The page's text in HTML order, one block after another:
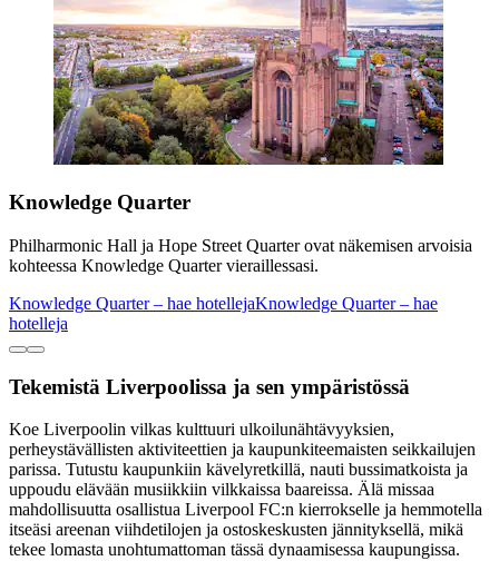
Knowledge Quarter
Philharmonic Hall ja Hope Street Quarter ovat näkemisen arvoisia
kohteessa Knowledge Quarter vieraillessasi.
Knowledge Quarter – hae hotellejaKnowledge Quarter – hae
hotelleja
Tekemistä Liverpoolissa ja sen ympäristössä
Koe Liverpoolin vilkas kulttuuri ulkoilunähtävyyksien,
perheystävällisten aktiviteettien ja kaupunkiteemaisten seikkailujen
parissa. Tutustu kaupunkiin kävelyretkillä, nauti bussimatkoista ja
uppoudu elävään musiikkiin vilkkaissa baareissa. Älä missaa
mahdollisuutta osallistua Liverpool FC:n kierrokselle ja hemmotella
itseäsi areenan viihdetilojen ja ostoskeskusten jännityksellä, mikä
tekee lomasta unohtumattoman tässä dynaamisessa kaupungissa.